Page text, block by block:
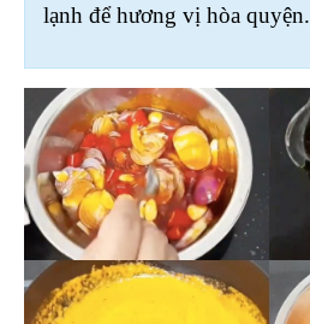
lạnh để hương vị hòa quyện.